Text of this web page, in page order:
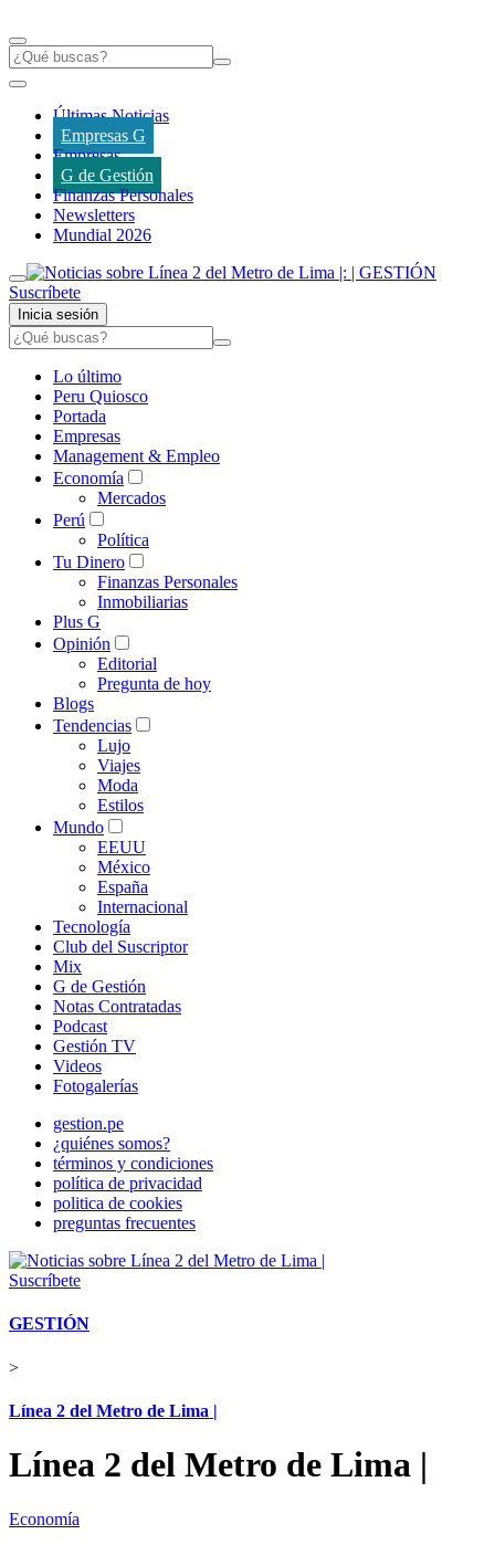
Últimas Noticias
Empresas G
Empresas
G de Gestión
Finanzas Personales
Newsletters
Mundial 2026
Suscríbete
Inicia sesión
Lo último
Peru Quiosco
Portada
Empresas
Management & Empleo
Economía
Mercados
Perú
Política
Tu Dinero
Finanzas Personales
Inmobiliarias
Plus G
Opinión
Editorial
Pregunta de hoy
Blogs
Tendencias
Lujo
Viajes
Moda
Estilos
Mundo
EEUU
México
España
Internacional
Tecnología
Club del Suscriptor
Mix
G de Gestión
Notas Contratadas
Podcast
Gestión TV
Videos
Fotogalerías
gestion.pe
¿quiénes somos?
términos y condiciones
política de privacidad
politica de cookies
preguntas frecuentes
Suscríbete
GESTIÓN
>
Línea 2 del Metro de Lima |
Línea 2 del Metro de Lima |
Economía